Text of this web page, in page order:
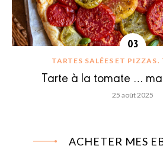
TARTES SALÉES ET PIZZAS
Tarte à la tomate …
25 août 2025
ACHETER MES